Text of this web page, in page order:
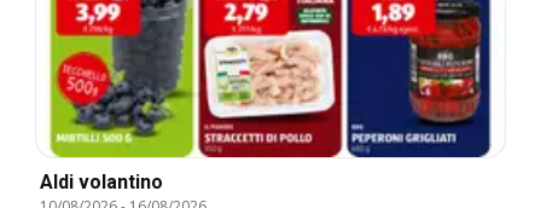
Aldi volantino